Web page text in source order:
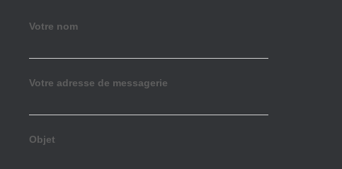
Votre nom
Votre adresse de messagerie
Objet